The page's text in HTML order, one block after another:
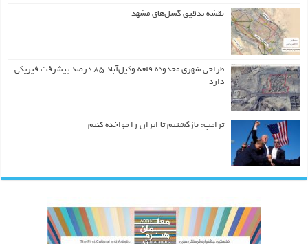
نقشه تدقیق گسل‌های مشهد
طراحی شهری محدوده قلعه وکیل‌آباد ۸۵ درصد پیشرفت فیزیکی
دارد
ترامپ: بازگشتیم تا ایران را مواخذه کنیم